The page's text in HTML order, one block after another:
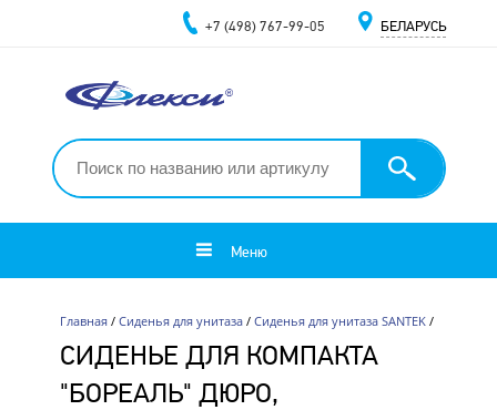
+7 (498) 767-99-05 БЕЛАРУСЬ
Меню
Главная/ Сиденья для унитаза/ Сиденья для унитаза SANTEK/
СИДЕНЬЕ ДЛЯ КОМПАКТА
"БОРЕАЛЬ" ДЮРО,